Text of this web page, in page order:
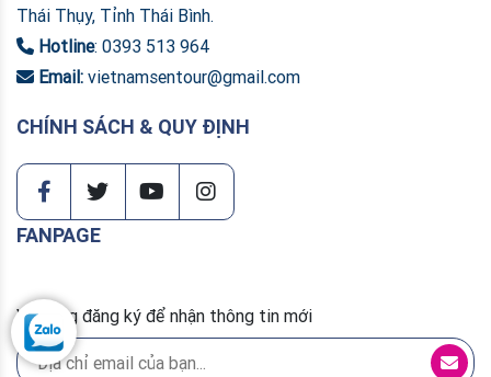
Thái Thụy, Tỉnh Thái Bình.
Hotline: 0393 513 964
Email: vietnamsentour@gmail.com
CHÍNH SÁCH & QUY ĐỊNH
FANPAGE
Vui lòng đăng ký để nhận thông tin mới